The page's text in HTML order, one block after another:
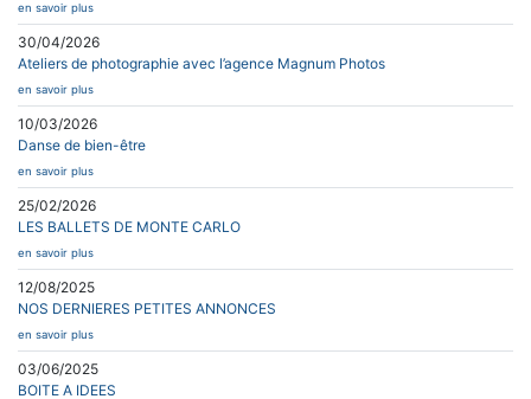
en savoir plus
30/04/2026
Ateliers de photographie avec l’agence Magnum Photos
en savoir plus
10/03/2026
Danse de bien-être
en savoir plus
25/02/2026
LES BALLETS DE MONTE CARLO
en savoir plus
12/08/2025
NOS DERNIERES PETITES ANNONCES
en savoir plus
03/06/2025
BOITE A IDEES